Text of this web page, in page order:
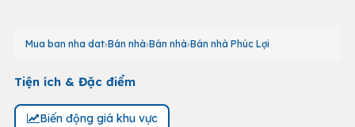
Mua ban nha dat Bán nhà Bán nhà Bán nhà Phúc Lợi
Tiện ích & Đặc điểm
Biến động giá khu vực